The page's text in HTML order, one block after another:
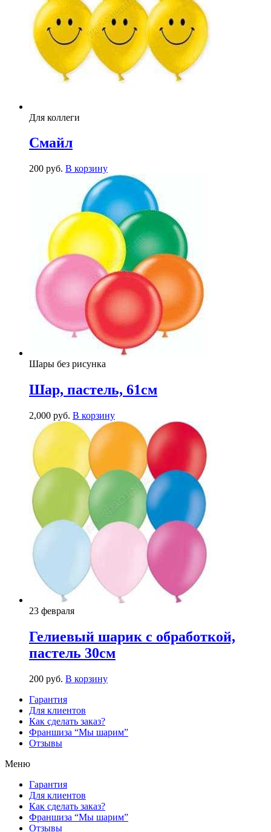
Для коллеги
Смайл
200 руб. В корзину
Шары без рисунка
Шар, пастель, 61см
2,000 руб. В корзину
23 февраля
Гелиевый шарик с обработкой,
пастель 30см
200 руб. В корзину
Гарантия
Для клиентов
Как сделать заказ?
Франшиза “Мы шарим”
Отзывы
Меню
Гарантия
Для клиентов
Как сделать заказ?
Франшиза “Мы шарим”
Отзывы